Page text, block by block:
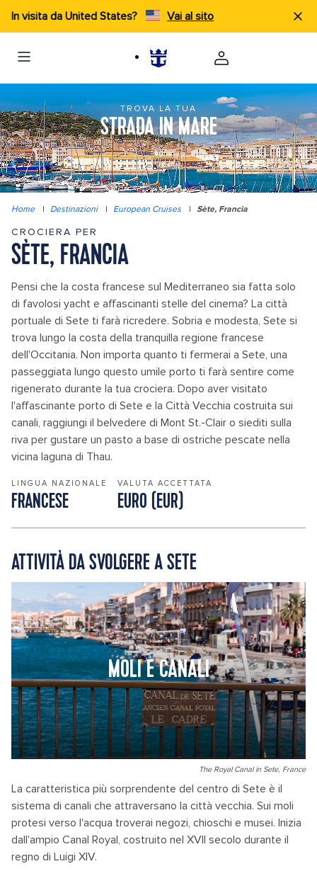
In visita da United States? Vai al sito
TROVA LA TUA
STRADA IN MARE
Home | Destinazioni | European Cruises | Sète, Francia
CROCIERA PER
SÈTE, FRANCIA
Pensi che la costa francese sul Mediterraneo sia fatta solo
di favolosi yacht e affascinanti stelle del cinema? La città
portuale di Sete ti farà ricredere. Sobria e modesta, Sete si
trova lungo la costa della tranquilla regione francese
dell'Occitania. Non importa quanto ti fermerai a Sete, una
passeggiata lungo questo umile porto ti farà sentire come
rigenerato durante la tua crociera. Dopo aver visitato
l'affascinante porto di Sete e la Città Vecchia costruita sui
canali, raggiungi il belvedere di Mont St.-Clair o siediti sulla
riva per gustare un pasto a base di ostriche pescate nella
vicina laguna di Thau.
LINGUA NAZIONALE
FRANCESE
VALUTA ACCETTATA
EURO (EUR)
ATTIVITÀ DA SVOLGERE A SETE
MOLI E CANALI
The Royal Canal in Sete, France
La caratteristica più sorprendente del centro di Sete è il
sistema di canali che attraversano la città vecchia. Sui moli
protesi verso l'acqua troverai negozi, chioschi e musei. Inizia
dall'ampio Canal Royal, costruito nel XVII secolo durante il
regno di Luigi XIV.